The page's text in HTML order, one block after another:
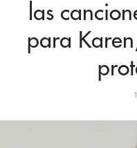
las
para